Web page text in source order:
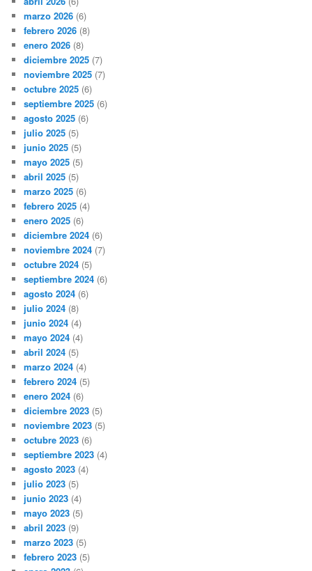
marzo 2026 (6)
febrero 2026 (8)
enero 2026 (8)
diciembre 2025 (7)
noviembre 2025 (7)
octubre 2025 (6)
septiembre 2025 (6)
agosto 2025 (6)
julio 2025 (5)
junio 2025 (5)
mayo 2025 (5)
abril 2025 (5)
marzo 2025 (6)
febrero 2025 (4)
enero 2025 (6)
diciembre 2024 (6)
noviembre 2024 (7)
octubre 2024 (5)
septiembre 2024 (6)
agosto 2024 (6)
julio 2024 (8)
junio 2024 (4)
mayo 2024 (4)
abril 2024 (5)
marzo 2024 (4)
febrero 2024 (5)
enero 2024 (6)
diciembre 2023 (5)
noviembre 2023 (5)
octubre 2023 (6)
septiembre 2023 (4)
agosto 2023 (4)
julio 2023 (5)
junio 2023 (4)
mayo 2023 (5)
abril 2023 (9)
marzo 2023 (5)
febrero 2023 (5)